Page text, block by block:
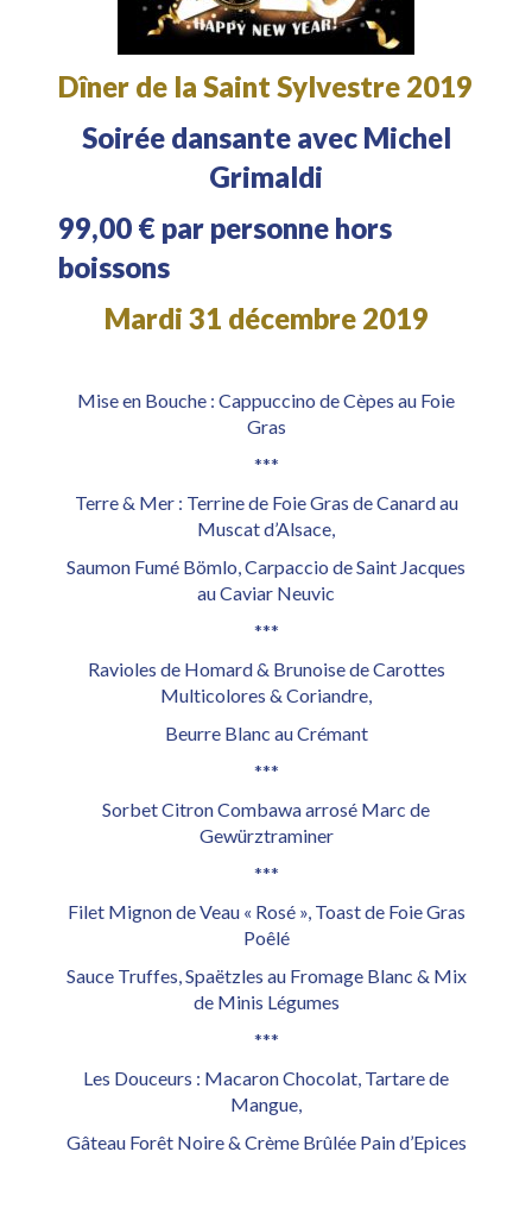
Dîner de la Saint Sylvestre 2019
Soirée dansante avec Michel
Grimaldi
99,00 € par personne hors
boissons
Mardi 31 décembre 2019
Mise en Bouche : Cappuccino de Cèpes au Foie
Gras
***
Terre & Mer : Terrine de Foie Gras de Canard au
Muscat d’Alsace,
Saumon Fumé Bömlo, Carpaccio de Saint Jacques
au Caviar Neuvic
***
Ravioles de Homard & Brunoise de Carottes
Multicolores & Coriandre,
Beurre Blanc au Crémant
***
Sorbet Citron Combawa arrosé Marc de
Gewürztraminer
***
Filet Mignon de Veau « Rosé », Toast de Foie Gras
Poêlé
Sauce Truffes, Spaëtzles au Fromage Blanc & Mix
de Minis Légumes
***
Les Douceurs : Macaron Chocolat, Tartare de
Mangue,
Gâteau Forêt Noire & Crème Brûlée Pain d’Epices